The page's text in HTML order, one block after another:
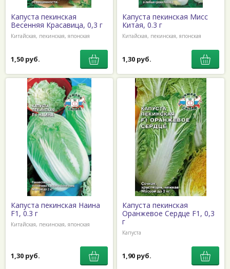
Капуста пекинская
Весенняя Красавица, 0,3 г
Китайская, пекинская, японская
1,50 руб.
Капуста пекинская Мисс
Китая, 0.3 г
Китайская, пекинская, японская
1,30 руб.
Капуста пекинская Наина
F1, 0.3 г
Китайская, пекинская, японская
1,30 руб.
Капуста пекинская
Оранжевое Сердце F1, 0,3
г
Капуста
1,90 руб.